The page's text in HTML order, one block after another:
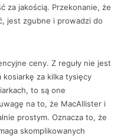
za jakością. Przekonanie, że
jest zgubne i prowadzi do
ceny. Z reguły nie jest
za kilka tysięcy
to są one
na to, że MacAllister i
prostym. Oznacza to, że
skomplikowanych